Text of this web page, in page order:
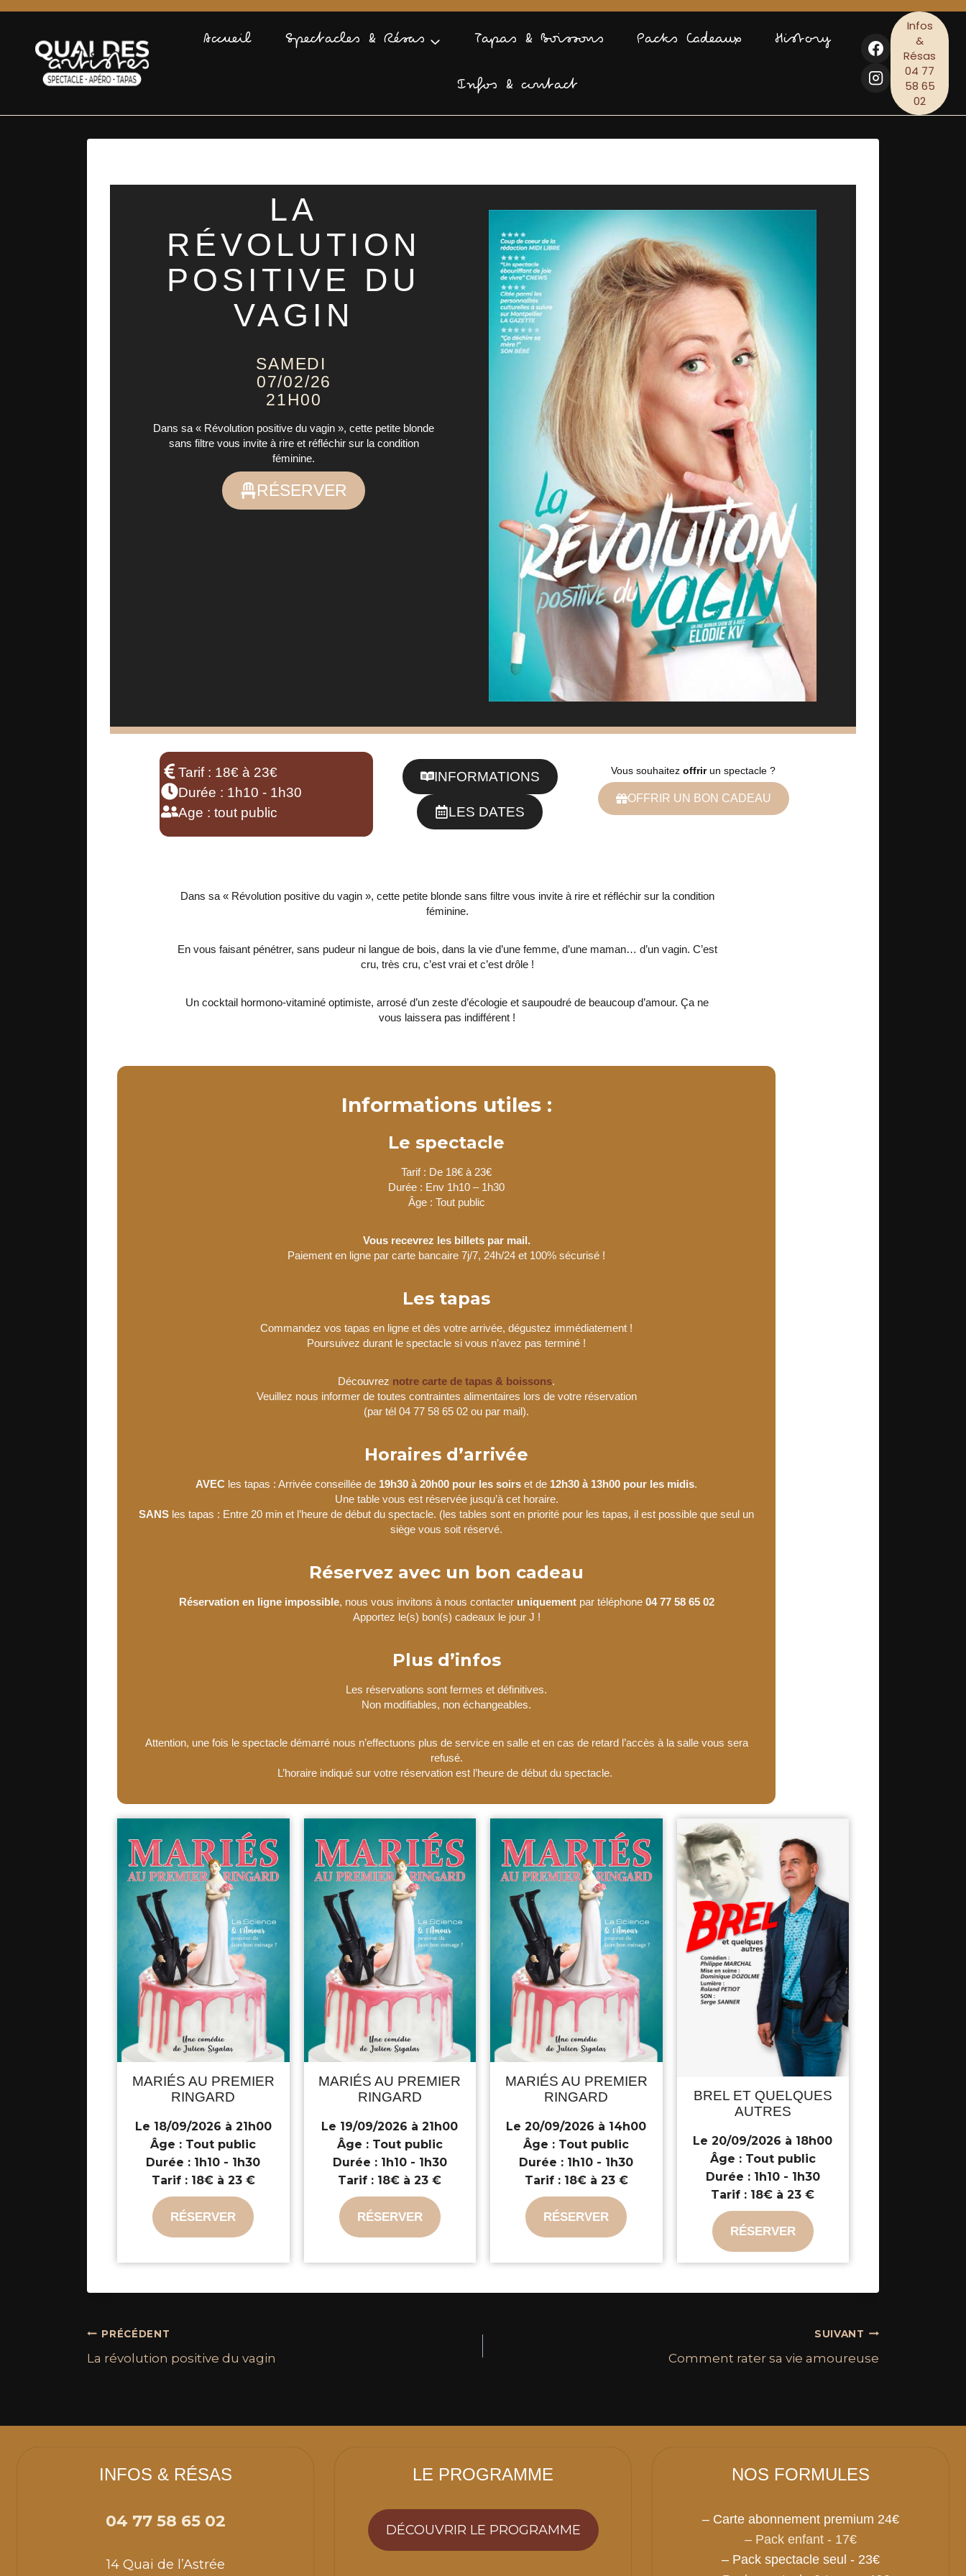
Accueil Spectacles & Résas Tapas & Boissons Packs Cadeaux History
Infos & contact
Infos
&
Résas
04 77
58 65
02
LA
RÉVOLUTION
POSITIVE DU
VAGIN
SAMEDI
07/02/26
21H00
Dans sa « Révolution positive du vagin », cette petite blonde
sans filtre vous invite à rire et réfléchir sur la condition
féminine.
RÉSERVER
Tarif : 18€ à 23€
Durée : 1h10 - 1h30
Age : tout public
INFORMATIONS
LES DATES
Vous souhaitez offrirun spectacle ?
OFFRIR UN BON CADEAU
Dans sa « Révolution positive du vagin », cette petite blonde sans filtre vous invite à rire et réfléchir sur la condition
féminine.
En vous faisant pénétrer, sans pudeur ni langue de bois, dans la vie d’une femme, d’une maman… d’un vagin. C’est
cru, très cru, c’est vrai et c’est drôle !
Un cocktail hormono-vitaminé optimiste, arrosé d’un zeste d’écologie et saupoudré de beaucoup d’amour. Ça ne
vous laissera pas indifférent !
Informations utiles :
Le spectacle
Tarif : De 18€ à 23€
Durée : Env 1h10 – 1h30
Âge : Tout public
Vous recevrez les billets par mail.
Paiement en ligne par carte bancaire 7j/7, 24h/24 et 100% sécurisé !
Les tapas
Commandez vos tapas en ligne et dès votre arrivée, dégustez immédiatement !
Poursuivez durant le spectacle si vous n’avez pas terminé !
Découvrez notre carte de tapas & boissons.
Veuillez nous informer de toutes contraintes alimentaires lors de votre réservation
(par tél 04 77 58 65 02 ou par mail).
Horaires d’arrivée
AVEC les tapas : Arrivée conseillée de 19h30 à 20h00 pour les soirs et de 12h30 à 13h00 pour les midis.
Une table vous est réservée jusqu’à cet horaire.
SANS les tapas : Entre 20 min et l’heure de début du spectacle. (les tables sont en priorité pour les tapas, il est possible que seul un
siège vous soit réservé.
Réservez avec un bon cadeau
Réservation en ligne impossible, nous vous invitons à nous contacter uniquementpar téléphone 04 77 58 65 02
Apportez le(s) bon(s) cadeaux le jour J !
Plus d’infos
Les réservations sont fermes et définitives.
Non modifiables, non échangeables.
Attention, une fois le spectacle démarré nous n’effectuons plus de service en salle et en cas de retard l’accès à la salle vous sera
refusé.
L’horaire indiqué sur votre réservation est l’heure de début du spectacle.
MARIÉS AU PREMIER
RINGARD
Le 18/09/2026 à 21h00
Âge : Tout public
Durée : 1h10 - 1h30
Tarif :18€ à 23 €
RÉSERVER
MARIÉS AU PREMIER
RINGARD
Le 19/09/2026 à 21h00
Âge :Tout public
Durée :1h10 - 1h30
Tarif : 18€ à 23 €
RÉSERVER
MARIÉS AU PREMIER
RINGARD
Le 20/09/2026 à 14h00
Âge : Tout public
Durée : 1h10 - 1h30
Tarif :18€ à 23 €
RÉSERVER
BREL ET QUELQUES
AUTRES
Le 20/09/2026 à 18h00
Âge :Tout public
Durée :1h10 - 1h30
Tarif : 18€ à 23 €
RÉSERVER
PRÉCÉDENT
La révolution positive du vagin
SUIVANT
Comment rater sa vie amoureuse
INFOS & RÉSAS
04 77 58 65 02
14 Quai de l’Astrée
LE PROGRAMME
DÉCOUVRIR LE PROGRAMME
NOS FORMULES
– Carte abonnement premium 24€
– Pack enfant - 17€
– Pack spectacle seul - 23€